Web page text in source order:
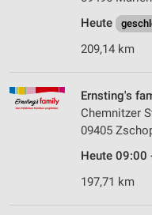
Heute
209,14 km
Ernsting's
Chemnitzer
09405
Heute 09:00
197,71 km